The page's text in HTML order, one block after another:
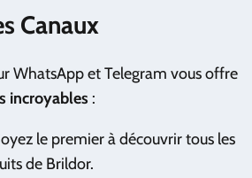
Canaux
WhatsApp et Telegram vous offre
incroyables :
le premier à découvrir tous les
de Brildor.